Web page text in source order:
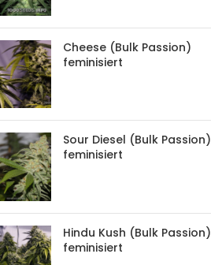
Cheese (Bulk Passion)
feminisiert
Sour Diesel (Bulk Passion)
feminisiert
Hindu Kush (Bulk Passion)
feminisiert